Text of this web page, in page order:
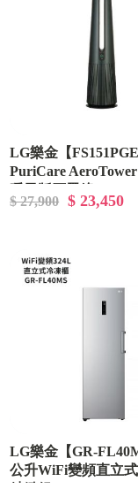
LG樂金【
PuriCare
$ 27,900 $ 23,450
LG樂金【GR-
公升WiFi變頻直立